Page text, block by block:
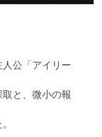
公「アイリー
と、微小の報